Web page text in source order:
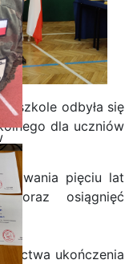
szkole odbyła się
dla uczniów
pięciu lat
oraz osiągnięć
ukończenia